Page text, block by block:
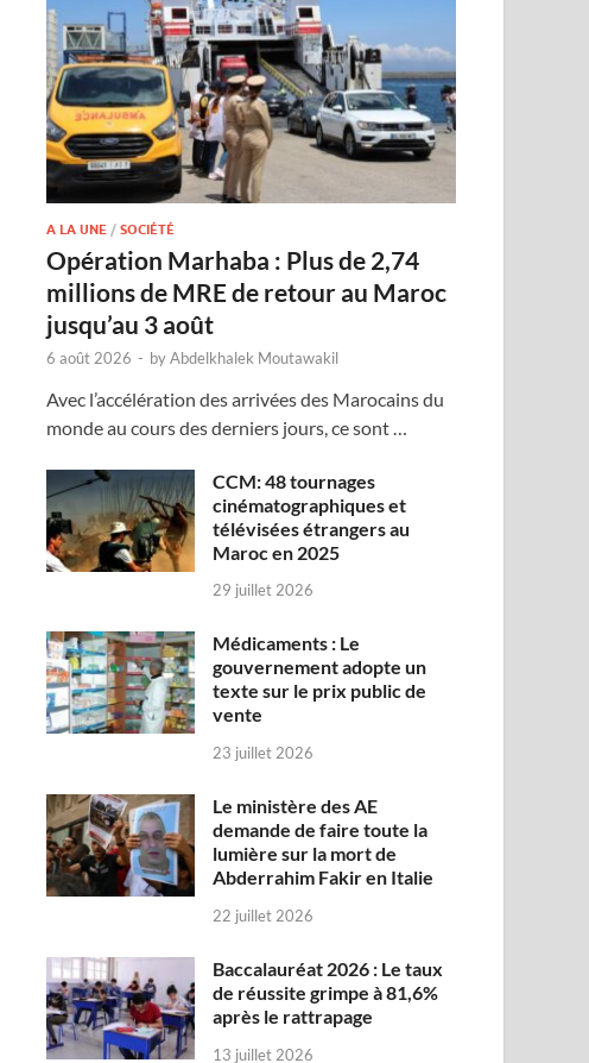
A LA UNE /SOCIÉTÉ
Opération Marhaba : Plus de 2,74
millions de MRE de retour au Maroc
jusqu’au 3 août
6 août 2026 - byAbdelkhalek Moutawakil
Avec l’accélération des arrivées des Marocains du
monde au cours des derniers jours, ce sont …
CCM: 48 tournages
cinématographiques et
télévisées étrangers au
Maroc en 2025
29 juillet 2026
Médicaments : Le
gouvernement adopte un
texte sur le prix public de
vente
23 juillet 2026
Le ministère des AE
demande de faire toute la
lumière sur la mort de
Abderrahim Fakir en Italie
22 juillet 2026
Baccalauréat 2026 : Le taux
de réussite grimpe à 81,6%
après le rattrapage
13 juillet 2026